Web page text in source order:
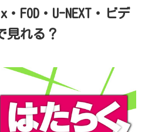
FOD・U-NEXT・ビデ
見れる？